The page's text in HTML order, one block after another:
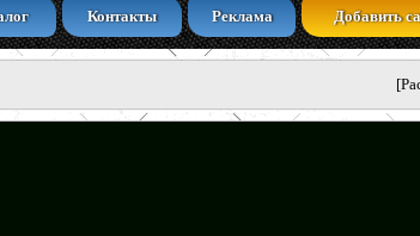
Контакты Реклама Добавить